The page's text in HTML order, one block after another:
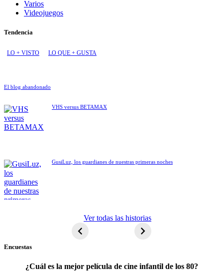
Varios
Videojuegos
Tendencia
LO + VISTO LO QUE + GUSTA
El blog abandonado
VHS versus BETAMAX
GusiLuz, los guardianes de nuestras primeras noches
extraterrestre
Ver todas las historias
Encuestas
¿Cuál es la mejor película de cine infantil de los 80?